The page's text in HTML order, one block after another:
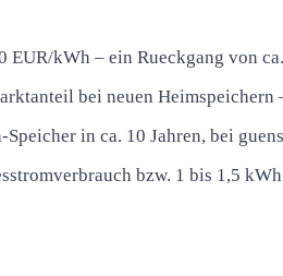
kWh – ein Rueckgang von
bei neuen
in ca. 10 Jahren, bei
bzw. 1 bis 1,5